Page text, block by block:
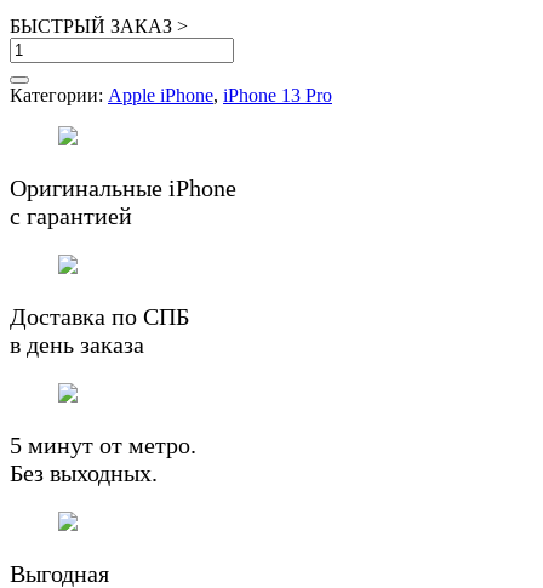
БЫСТРЫЙ ЗАКАЗ >
Количество
товара
iPhone
Alpine
Green
БУ
состоянии
Категории: Apple iPhone, iPhone 13 Pro
Оригинальные iPhone
с гарантией
Доставка по СПБ
в день заказа
5 минут от метро.
Без выходных.
Выгодная